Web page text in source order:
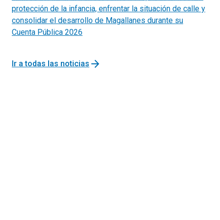
protección de la infancia, enfrentar la situación de calle y
consolidar el desarrollo de Magallanes durante su
Cuenta Pública 2026
Ir a todas las noticias arrow_forward